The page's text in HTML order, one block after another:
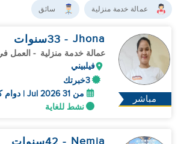
عمالة خدمة منزلية سائق
مباشر
Jhona
- 33 سنوات
عمالة خدمة منزلية - العمل
فيلبيني
3خبرتك
من 31 Jul 2026 | دوام كامل
نشط للغاية
Nemia